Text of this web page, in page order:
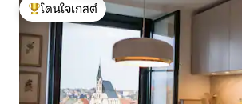
โดนใจเกสต์ที่สุด
โดนใจเกสต์